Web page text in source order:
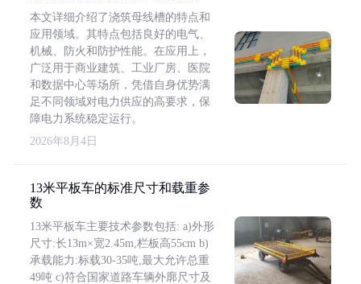
本文详细介绍了浇筑母线槽的特点和
应用领域。其特点包括良好的电气、
机械、防火和防护性能。在应用上，
广泛用于商业建筑、工业厂房、医院
和数据中心等场所，凭借自身优势满
足不同领域对电力供应的高要求，保
障电力系统稳定运行。
2026年8月4日
13米平板车的标准尺寸和载重参
数
13米平板车主要技术参数包括: a)外形
尺寸:长13m×宽2.45m,栏板高55cm b)
承载能力:标载30-35吨,最大允许总重
49吨 c)符合国家道路车辆外廓尺寸及